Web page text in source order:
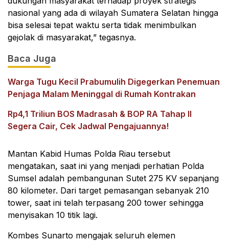
nasional yang ada di wilayah Sumatera Selatan hingga
bisa selesai tepat waktu serta tidak menimbulkan
gejolak di masyarakat,” tegasnya.
Baca Juga
Warga Tugu Kecil Prabumulih Digegerkan Penemuan
Penjaga Malam Meninggal di Rumah Kontrakan
Rp4,1 Triliun BOS Madrasah & BOP RA Tahap II
Segera Cair, Cek Jadwal Pengajuannya!
Mantan Kabid Humas Polda Riau tersebut
mengatakan, saat ini yang menjadi perhatian Polda
Sumsel adalah pembangunan Sutet 275 KV sepanjang
80 kilometer. Dari target pemasangan sebanyak 210
tower, saat ini telah terpasang 200 tower sehingga
menyisakan 10 titik lagi.
Kombes Sunarto mengajak seluruh elemen